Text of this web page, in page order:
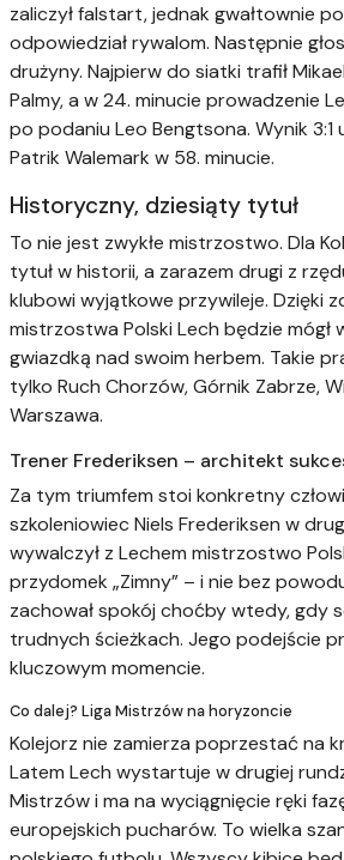
zaliczył falstart, jednak gwałtownie
odpowiedział rywalom. Następnie
drużyny. Najpierw do siatki trafił
Palmy, a w 24. minucie prowadzenie
po podaniu Leo Bengtsona. Wynik 3:1
Patrik Walemark w 58. minucie.
Historyczny, dziesiąty tytuł
To nie jest zwykłe mistrzostwo. Dla
tytuł w historii, a zarazem drugi z
klubowi wyjątkowe przywileje. Dzięki
mistrzostwa Polski Lech będzie mógł
gwiazdką nad swoim herbem. Takie
tylko Ruch Chorzów, Górnik Zabrze,
Warszawa.
Trener Frederiksen – architekt
Za tym triumfem stoi konkretny
szkoleniowiec Niels Frederiksen w
wywalczył z Lechem mistrzostwo
przydomek „Zimny” – i nie bez
zachował spokój choćby wtedy, gdy
trudnych ścieżkach. Jego podejście
kluczowym momencie.
Co dalej? Liga Mistrzów na horyzoncie
Kolejorz nie zamierza poprzestać na
Latem Lech wystartuje w drugiej
Mistrzów i ma na wyciągnięcie ręki
europejskich pucharów. To wielka